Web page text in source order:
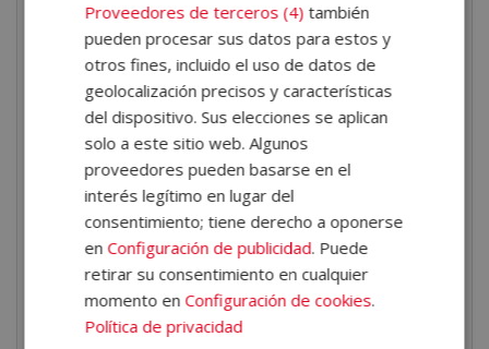
mediación internacional.
Investigación criminológicay análisis de
seguridad.
Intervención en organismos internacionales
ONGs.
Gestión de programas de seguridad
políticas públicas.
prevención de violencia urbana
terrorismo.
Con esta formación tendrás la oportunidad de
convertirte en un profesional de referencia en el
Proveedores de terceros (4) también
pueden procesar sus datos para estos y
otros fines, incluido el uso de datos de
geolocalización precisos y características
del dispositivo. Sus elecciones se aplican
solo a este sitio web. Algunos
proveedores pueden basarse en el
interés legítimo en lugar del
consentimiento; tiene derecho a oponerse
enConfiguración de publicidad. Puede
retirar su consentimiento en cualquier
momento enConfiguración de cookies.
Política de privacidad